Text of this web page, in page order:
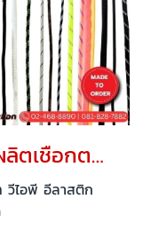
รับผลิตเชือกตามแบบ
วีไอพี อีลาสติก